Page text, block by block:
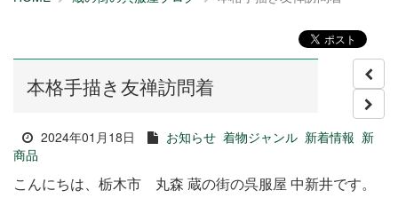
本格手描き友禅訪問着
2024年01月18日 お知らせ 着物ジャンル 新着情報 新
商品
こんにちは、栃木市 丸森 蔵の街の呉服屋 中新井です。